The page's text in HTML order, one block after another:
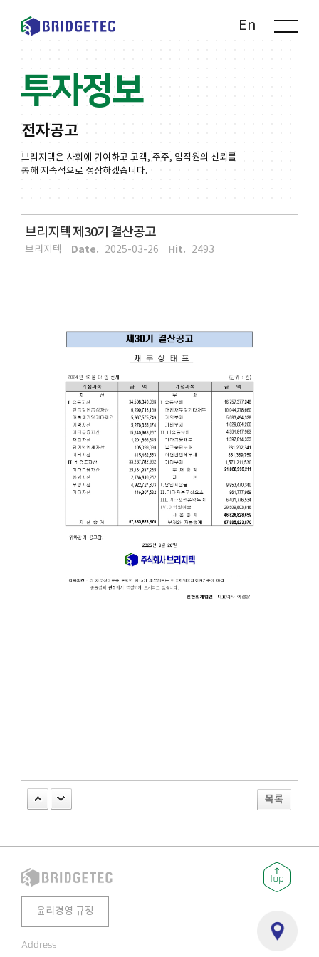
En
투자정보
전자공고
브리지텍은 사회에 기여하고 고객, 주주, 임직원의 신뢰를
통해 지속적으로 성장하겠습니다.
브리지텍 제30기 결산공고
브리지텍 Date. 2025-03-26 Hit. 2493
목록
윤리경영 규정
Address